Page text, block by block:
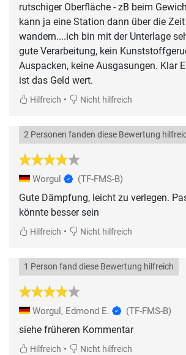
rutschiger Oberfläche - zB beim
kann ja eine Station dann über die
wandern....ich bin mit der Unterlage
gute Verarbeitung, kein
Auspacken, keine Ausgasungen. Klar
ist das Geld wert.
Hilfreich • Nicht hilfreich
2 Personen fanden diese Bewertung
Worgul (TF-FMS-B)
Gute Dämpfung, leicht zu verlegen.
könnte besser sein
Hilfreich • Nicht hilfreich
1 Person fand diese Bewertung hilfreich
Worgul, Edmond E. (TF-FMS-B)
siehe früheren Kommentar
Hilfreich • Nicht hilfreich